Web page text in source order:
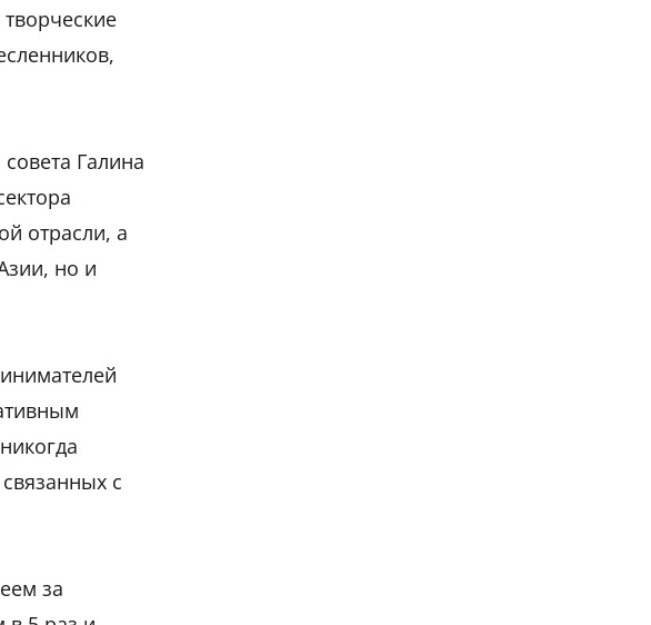
Галина
отрасли, а
но и
с
за